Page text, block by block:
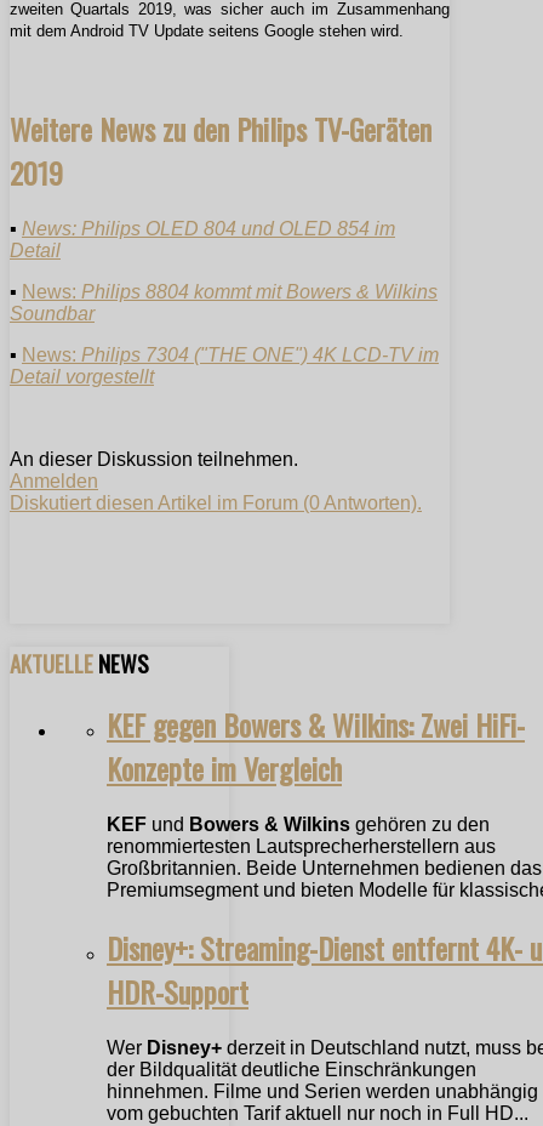
zweiten Quartals 2019, was sicher auch im Zusammenhang
mit dem Android TV Update seitens Google stehen wird.
Weitere News zu den Philips TV-Geräten
2019
▪ News: Philips OLED 804 und OLED 854 im
Detail
▪ News: Philips 8804 kommt mit Bowers & Wilkins
Soundbar
▪ News: Philips 7304 ("THE ONE") 4K LCD-TV im
Detail vorgestellt
An dieser Diskussion teilnehmen.
Anmelden
Diskutiert diesen Artikel im Forum (0 Antworten).
AKTUELLENEWS
KEF gegen Bowers & Wilkins: Zwei HiFi-
Konzepte im Vergleich
KEF und Bowers & Wilkins gehören zu den
renommiertesten Lautsprecherherstellern aus
Großbritannien. Beide Unternehmen bedienen das
Premiumsegment und bieten Modelle für
Disney+: Streaming-Dienst entfernt 4K-
HDR-Support
Wer Disney+ derzeit in Deutschland nutzt, muss
der Bildqualität deutliche Einschränkungen
hinnehmen. Filme und Serien werden unabhängig
vom gebuchten Tarif aktuell nur noch in Full HD...